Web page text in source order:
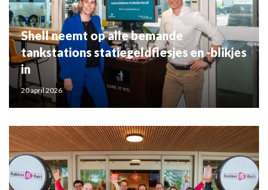
Shell neemt op alle bemande
tankstations statiegeldflesjes en -blikjes
in
20 april 2026